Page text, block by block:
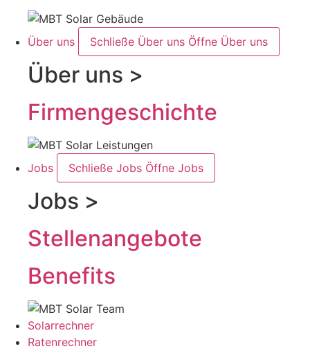
Über uns Schließe Über uns Öffne Über uns
Über uns >
Firmengeschichte
Jobs Schließe Jobs Öffne Jobs
Jobs >
Stellenangebote
Benefits
Solarrechner
Ratenrechner